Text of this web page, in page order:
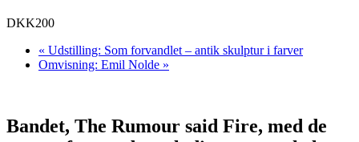
DKK200
« Udstilling: Som forvandlet – antik skulptur i farver
Omvisning: Emil Nolde »
Bandet, The Rumour said Fire, med de